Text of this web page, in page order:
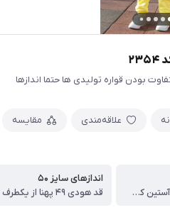
به علت متفاوت بودن قواره تولیدی ها حتما اندازها
علاقه‌مندی مقایسه
قد هودی ۴۵پهنا از یکطرف ۳۳ قد آستین کامل از یقه سرشانه ۴۶ قد شلوار ۵۸ سانت
اندازهای سایز ۵۰